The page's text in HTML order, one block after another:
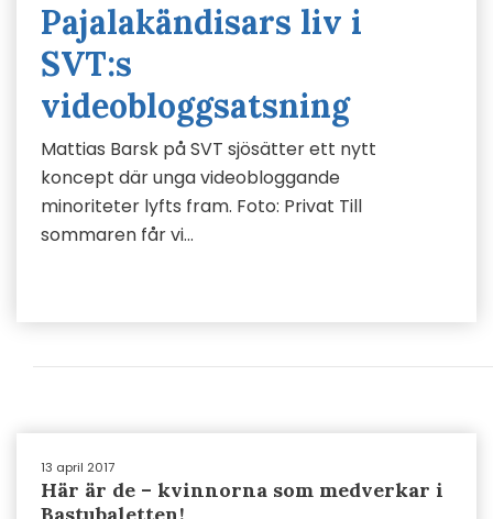
Pajalakändisars liv i
SVT:s
videobloggsatsning
Mattias Barsk på SVT sjösätter ett nytt
koncept där unga videobloggande
minoriteter lyfts fram. Foto: Privat Till
sommaren får vi…
13 april 2017
Här är de – kvinnorna som medverkar i